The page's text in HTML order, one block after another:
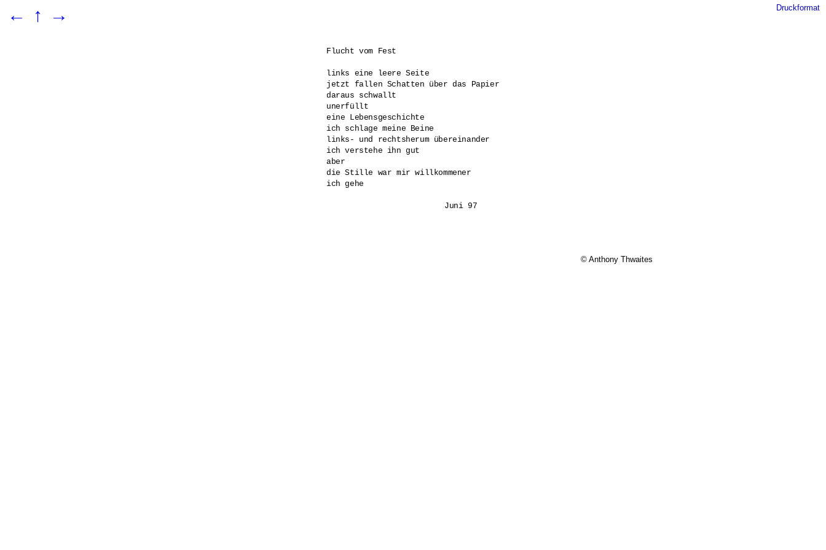
← ↑ → Druckformat
Flucht vom Fest
links eine leere Seite
jetzt fallen Schatten über das Papier
daraus schwallt
unerfüllt
eine Lebensgeschichte
ich schlage meine Beine
links- und rechtsherum übereinander
ich verstehe ihn gut
aber
die Stille war mir willkommener
ich gehe
			Juni 97
© Anthony Thwaites